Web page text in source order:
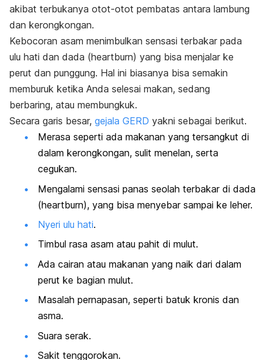
akibat terbukanya otot-otot pembatas antara lambung
dan kerongkongan.
Kebocoran asam menimbulkan sensasi terbakar pada
ulu hati dan dada (heartburn) yang bisa menjalar ke
perut dan punggung. Hal ini biasanya bisa semakin
memburuk ketika Anda selesai makan, sedang
berbaring, atau membungkuk.
Secara garis besar, gejala GERD yakni sebagai berikut.
Merasa seperti ada makanan yang tersangkut di
dalam kerongkongan, sulit menelan, serta
cegukan.
Mengalami sensasi panas seolah terbakar di dada
(heartburn), yang bisa menyebar sampai ke leher.
Nyeri ulu hati.
Timbul rasa asam atau pahit di mulut.
Ada cairan atau makanan yang naik dari dalam
perut ke bagian mulut.
Masalah pernapasan, seperti batuk kronis dan
asma.
Suara serak.
Sakit tenggorokan.